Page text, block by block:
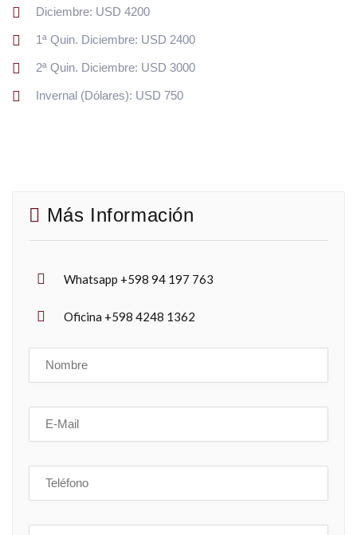
Diciembre: USD 4200
1ª Quin. Diciembre: USD 2400
2ª Quin. Diciembre: USD 3000
Invernal (Dólares): USD 750
Más Información
Whatsapp +598 94 197 763
Oficina +598 4248 1362